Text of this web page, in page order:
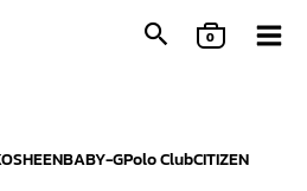
0
SHEENBABY-GPolo ClubCITIZEN